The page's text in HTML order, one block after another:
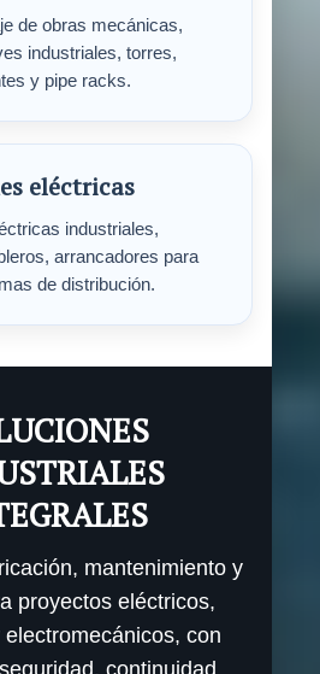
de obras mecánicas,
industriales, torres,
y pipe racks.
eléctricas
industriales,
arrancadores para
de distribución.
mantenimiento y
proyectos eléctricos,
con
continuidad